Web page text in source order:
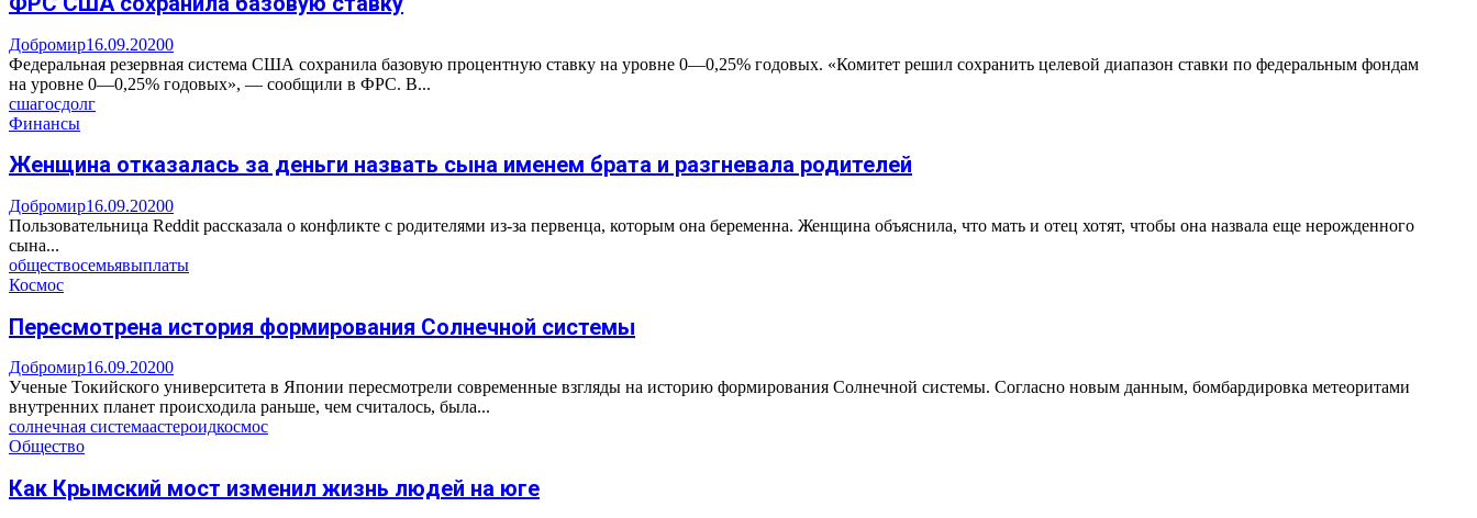
Добромир16.09.20200
Федеральная резервная система США сохранила базовую процентную ставку на уровне 0—0,25% годовых. «Комитет решил сохранить целевой диапазон ставки по федеральным фондам
на уровне 0—0,25% годовых», — сообщили в ФРС. В...
сшагосдолг
Финансы
Женщина отказалась за деньги назвать сына именем брата и разгневала родителей
Добромир16.09.20200
Пользовательница Reddit рассказала о конфликте с родителями из-за первенца, которым она беременна. Женщина объяснила, что мать и отец хотят, чтобы она назвала еще нерожденного
сына...
обществосемьявыплаты
Космос
Пересмотрена история формирования Солнечной системы
Добромир16.09.20200
Ученые Токийского университета в Японии пересмотрели современные взгляды на историю формирования Солнечной системы. Согласно новым данным, бомбардировка метеоритами
внутренних планет происходила раньше, чем считалось, была...
солнечная системаастероидкосмос
Общество
Как Крымский мост изменил жизнь людей на юге